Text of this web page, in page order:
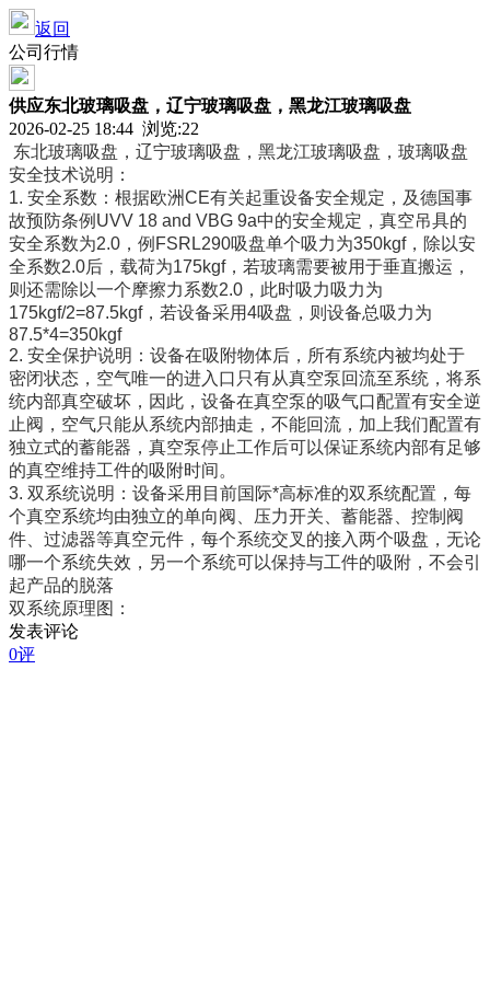
返回
公司行情
供应东北玻璃吸盘，辽宁玻璃吸盘，黑龙江玻璃吸盘
2026-02-25 18:44 浏览:22
东北玻璃吸盘，辽宁玻璃吸盘，黑龙江玻璃吸盘，玻璃吸盘
安全技术说明：
1. 安全系数：根据欧洲CE有关起重设备安全规定，及德国事
故预防条例UVV 18 and VBG 9a中的安全规定，真空吊具的
安全系数为2.0，例FSRL290吸盘单个吸力为350kgf，除以安
全系数2.0后，载荷为175kgf，若玻璃需要被用于垂直搬运，
则还需除以一个摩擦力系数2.0，此时吸力吸力为
175kgf/2=87.5kgf，若设备采用4吸盘，则设备总吸力为
87.5*4=350kgf
2. 安全保护说明：设备在吸附物体后，所有系统内被均处于
密闭状态，空气唯一的进入口只有从真空泵回流至系统，将系
统内部真空破坏，因此，设备在真空泵的吸气口配置有安全逆
止阀，空气只能从系统内部抽走，不能回流，加上我们配置有
独立式的蓄能器，真空泵停止工作后可以保证系统内部有足够
的真空维持工件的吸附时间。
3. 双系统说明：设备采用目前国际*高标准的双系统配置，每
个真空系统均由独立的单向阀、压力开关、蓄能器、控制阀
件、过滤器等真空元件，每个系统交叉的接入两个吸盘，无论
哪一个系统失效，另一个系统可以保持与工件的吸附，不会引
起产品的脱落
双系统原理图：
发表评论
0评